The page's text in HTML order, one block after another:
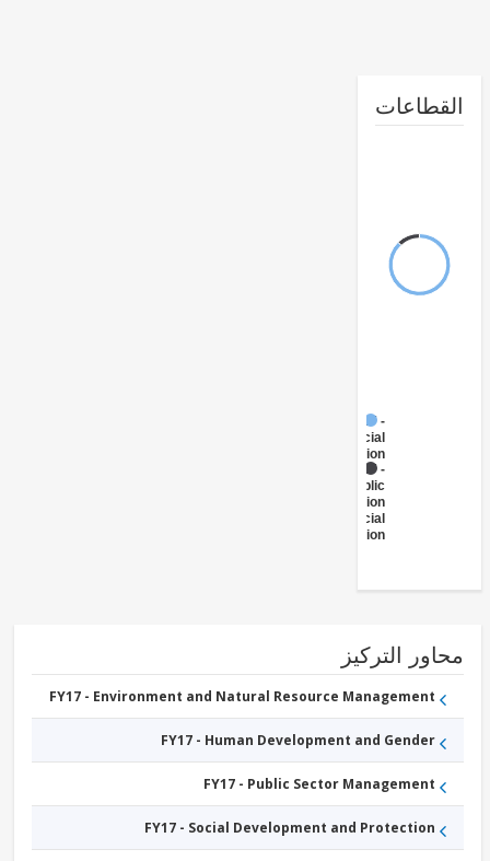
Protection
Administration
Protection
التركيز
FY17 - Environment and Natural Resource Management
FY17 - Human Development and Gender
FY17 - Public Sector Management
FY17 - Social Development and Protection